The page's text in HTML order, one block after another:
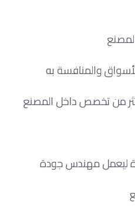
والمنافسة به
من تخصص داخل المصنع
ليعمل مهندس جودة